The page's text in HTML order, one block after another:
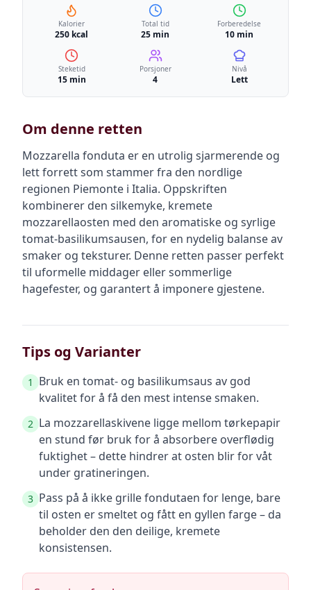
Kalorier
250 kcal
Total tid
25 min
Forberedelse
10 min
Steketid
15 min
Porsjoner
4
Nivå
Lett
Om denne retten
Mozzarella fonduta er en utrolig sjarmerende og
lett forrett som stammer fra den nordlige
regionen Piemonte i Italia. Oppskriften
kombinerer den silkemyke, kremete
mozzarellaosten med den aromatiske og syrlige
tomat-basilikumsausen, for en nydelig balanse av
smaker og teksturer. Denne retten passer perfekt
til uformelle middager eller sommerlige
hagefester, og garantert å imponere gjestene.
Tips og Varianter
1
Bruk en tomat- og basilikumsaus av god
kvalitet for å få den mest intense smaken.
2 La mozzarellaskivene ligge mellom tørkepapir
en stund før bruk for å absorbere overflødig
fuktighet – dette hindrer at osten blir for våt
under gratineringen.
3 Pass på å ikke grille fondutaen for lenge, bare
til osten er smeltet og fått en gyllen farge – da
beholder den den deilige, kremete
konsistensen.